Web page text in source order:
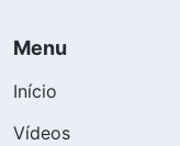
Menu
Início
Vídeos